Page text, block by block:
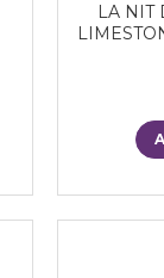
LA NIT